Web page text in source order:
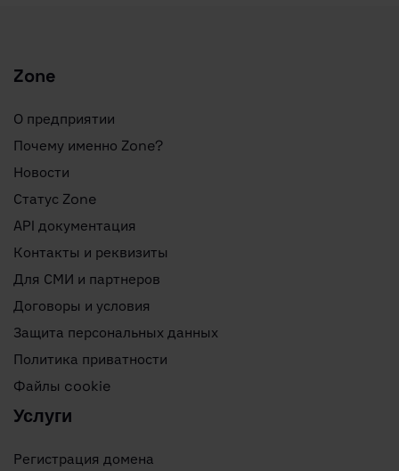
Zone
О предприятии
Почему именно Zone?
Новости
Статус Zone
API документация
Контакты и реквизиты
Для СМИ и партнеров
Договоры и условия
Защита персональных данных
Политика приватности
Файлы cookie
Услуги
Регистрация домена